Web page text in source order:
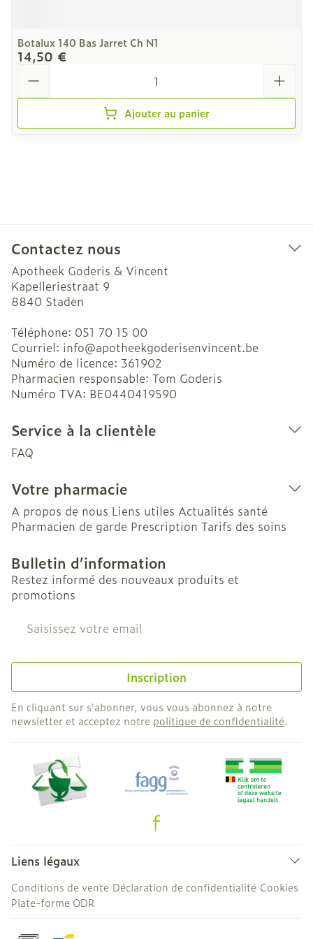
Botalux 140 Bas Jarret Ch N1
14,50 €
Ajouter au panier
Contactez nous
Apotheek Goderis & Vincent
Kapelleriestraat 9
8840 Staden
Téléphone: 051 70 15 00
Courriel: info@apotheekgoderisenvincent.be
Numéro de licence: 361902
Pharmacien responsable: Tom Goderis
Numéro TVA: BE0440419590
Service à la clientèle
FAQ
Votre pharmacie
A propos de nous Liens utiles Actualités santé
Pharmacien de garde Prescription Tarifs des soins
Bulletin d’information
Restez informé des nouveaux produits et
promotions
Adresse mail
Inscription
En cliquant sur s'abonner, vous vous abonnez à notre
newsletter et acceptez notre politique de confidentialité.
Liens légaux
Conditions de vente Déclaration de confidentialité Cookies
Plate-forme ODR